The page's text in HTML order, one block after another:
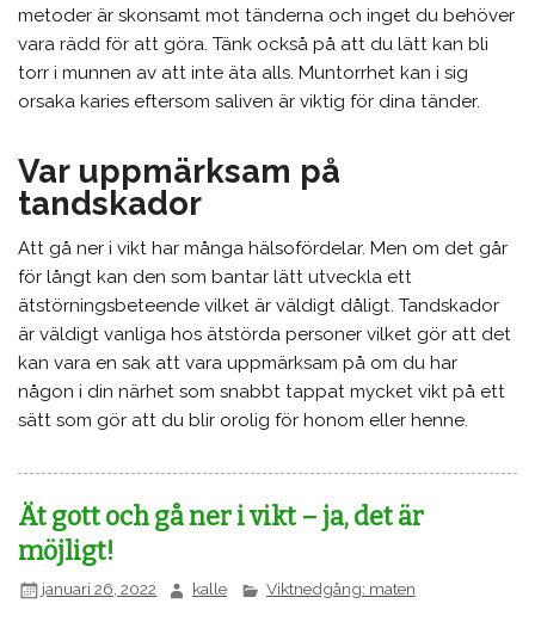
metoder är skonsamt mot tänderna och inget du behöver
vara rädd för att göra. Tänk också på att du lätt kan bli
torr i munnen av att inte äta alls. Muntorrhet kan i sig
orsaka karies eftersom saliven är viktig för dina tänder.
Var uppmärksam på
tandskador
Att gå ner i vikt har många hälsofördelar. Men om det går
för långt kan den som bantar lätt utveckla ett
ätstörningsbeteende vilket är väldigt dåligt. Tandskador
är väldigt vanliga hos ätstörda personer vilket gör att det
kan vara en sak att vara uppmärksam på om du har
någon i din närhet som snabbt tappat mycket vikt på ett
sätt som gör att du blir orolig för honom eller henne.
Ät gott och gå ner i vikt – ja, det är
möjligt!
januari 26, 2022 kalle Viktnedgång: maten